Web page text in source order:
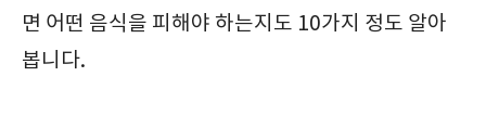
면 어떤 음식을 피해야 하는지도 10가지 정도 알아
봅니다.